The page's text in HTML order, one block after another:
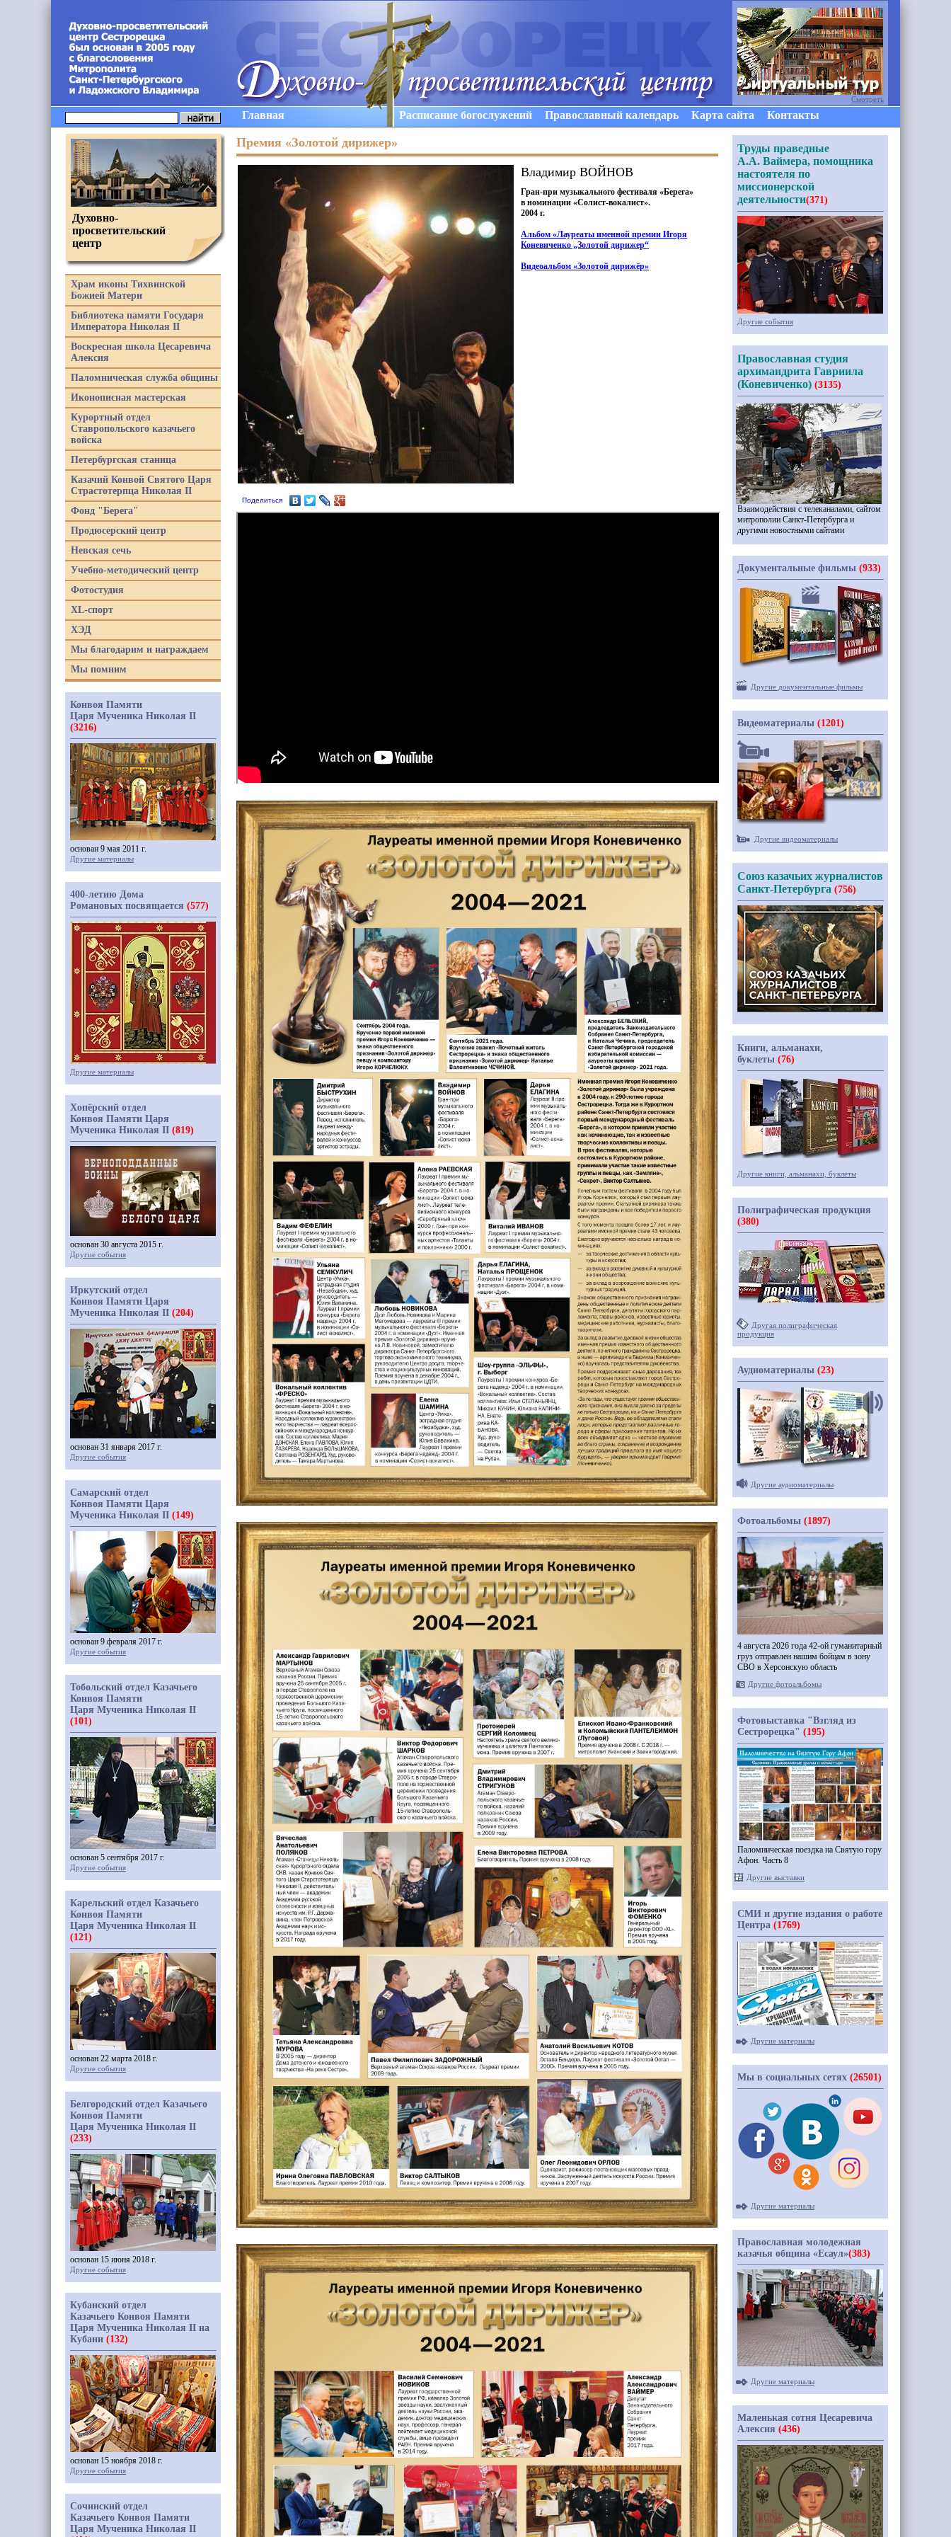
Главная Расписание богослужений Православный календарь Карта сайта Контакты
Премия «Золотой дирижер»
Поделиться
Владимир ВОЙНОВ
Гран-при музыкального фестиваля «Берега»
в номинации «Солист-вокалист».
2004 г.
Альбом «Лауреаты именной премии Игоря
Коневиченко „Золотой дирижер“
Видеоальбом «Золотой дирижёр»
Духовно-
просветительский
центр
Храм иконы Тихвинской
Божией Матери
Библиотека памяти Государя
Императора Николая II
Воскресная школа Цесаревича
Алексия
Паломническая служба общины
Иконописная мастерская
Курортный отдел
Ставропольского казачьего
войска
Петербургская станица
Казачий Конвой Святого Царя
Страстотерпца Николая II
Фонд "Берега"
Продюсерский центр
Невская сечь
Учебно-методический центр
Фотостудия
XL-спорт
ХЭД
Мы благодарим и награждаем
Мы помним
Конвоя Памяти
Царя Мученика Николая II
(3216)
основан 9 мая 2011 г.
Другие материалы
400-летию Дома
Романовых посвящается (577)
Другие материалы
Хопёрский отдел
Конвоя Памяти Царя
Мученика Николая II (819)
основан 30 августа 2015 г.
Другие события
Иркутский отдел
Конвоя Памяти Царя
Мученика Николая II (204)
основан 31 января 2017 г.
Другие события
Самарский отдел
Конвоя Памяти Царя
Мученика Николая II (149)
основан 9 февраля 2017 г.
Другие события
Тобольский отдел Казачьего
Конвоя Памяти
Царя Мученика Николая II
(101)
основан 5 сентября 2017 г.
Другие события
Карельский отдел Казачьего
Конвоя Памяти
Царя Мученика Николая II
(121)
основан 22 марта 2018 г.
Другие события
Белгородский отдел Казачьего
Конвоя Памяти
Царя Мученика Николая II
(233)
основан 15 июня 2018 г.
Другие события
Кубанский отдел
Казачьего Конвоя Памяти
Царя Мученика Николая II на
Кубани (132)
основан 15 ноября 2018 г.
Другие события
Сочинский отдел
Казачьего Конвоя Памяти
Царя Мученика Николая II
Смотреть
Труды праведные
А.А. Ваймера, помощника
настоятеля по
миссионерской
деятельности(371)
Другие события
Православная студия
архимандрита Гавриила
(Коневиченко) (3135)
Взаимодействия с телеканалами, сайтом
митрополии Санкт-Петербурга и
другими новостными сайтами
Документальные фильмы (933)
Другие документальные фильмы
Видеоматериалы (1201)
Другие видеоматериалы
Союз казачьих журналистов
Санкт-Петербурга (756)
Книги, альманахи,
буклеты (76)
Другие книги, альманахи, буклеты
Полиграфическая продукция
(380)
Другая полиграфическая
продукция
Аудиоматериалы (23)
Другие аудиоматериалы
Фотоальбомы (1897)
4 августа 2026 года 42-ой гуманитарный
груз отправлен нашим бойцам в зону
СВО в Херсонскую область
Другие фотоальбомы
Фотовыставка "Взгляд из
Сестрорецка" (195)
Паломническая поездка на Святую гору
Афон. Часть 8
Другие выставки
СМИ и другие издания о работе
Центра (1769)
Другие материалы
Мы в социальных сетях (26501)
Другие материалы
Православная молодежная
казачья община «Есаул»(383)
Другие материалы
Маленькая сотня Цесаревича
Алексия (436)